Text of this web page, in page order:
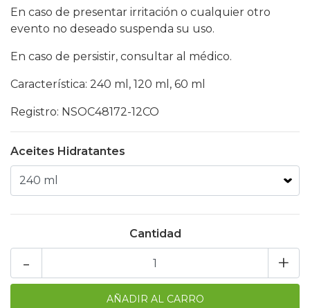
En caso de presentar irritación o cualquier otro
evento no deseado suspenda su uso.
En caso de persistir, consultar al médico.
Característica: 240 ml, 120 ml, 60 ml
Registro: NSOC48172-12CO
Aceites Hidratantes
Cantidad
+
-